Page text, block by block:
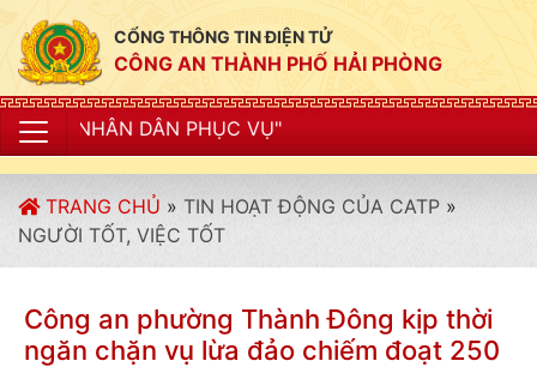
CỔNG THÔNG TIN ĐIỆN TỬ
CÔNG AN THÀNH PHỐ HẢI PHÒNG
PHỤC VỤ"
TRANG CHỦ » TIN HOẠT ĐỘNG CỦA CATP »
NGƯỜI TỐT, VIỆC TỐT
Công an phường Thành Đông kịp thời
ngăn chặn vụ lừa đảo chiếm đoạt 250